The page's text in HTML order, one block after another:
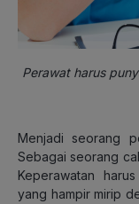
Perawat harus
Menjadi seorang
Sebagai seorang
Keperawatan
yang hampir mirip